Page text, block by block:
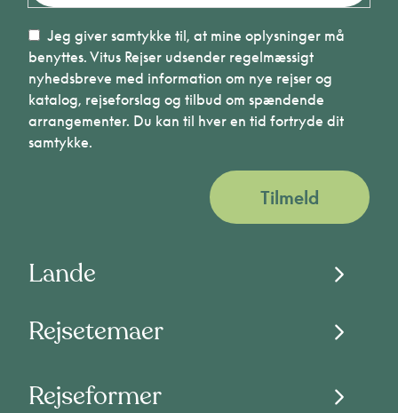
Jeg giver samtykke til, at mine oplysninger må
benyttes. Vitus Rejser udsender regelmæssigt
nyhedsbreve med information om nye rejser og
katalog, rejseforslag og tilbud om spændende
arrangementer. Du kan til hver en tid fortryde dit
samtykke.
Tilmeld
Lande
Rejsetemaer
Rejseformer